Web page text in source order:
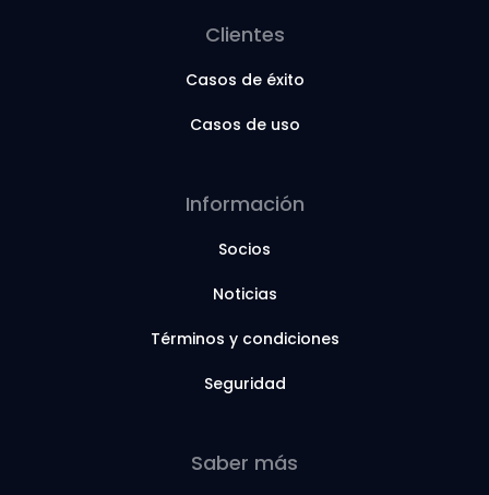
Clientes
Casos de éxito
Casos de uso
Información
Socios
Noticias
Términos y condiciones
Seguridad
Saber más